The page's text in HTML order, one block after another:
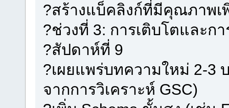
?สร้างแบ็คลิงก์ที่มีคุณภาพเ
?ช่วงที่ 3: การเติบโตและก
?สัปดาห์ที่ 9
?เผยแพร่บทความใหม่ 2-3
จากการวิเคราะห์ GSC)